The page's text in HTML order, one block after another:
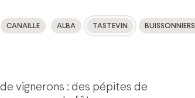
CANAILLE ALBA TASTEVIN BUISSONNIERS
vignerons : des pépites de